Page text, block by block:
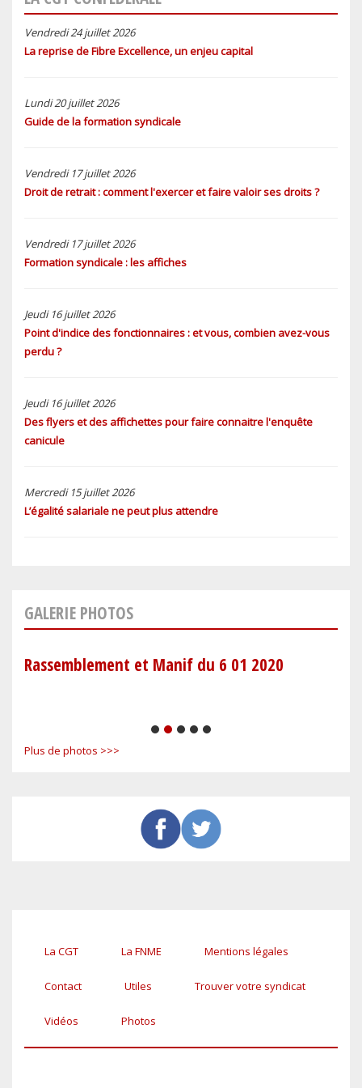
Vendredi 24 juillet 2026
La reprise de Fibre Excellence, un enjeu capital
Lundi 20 juillet 2026
Guide de la formation syndicale
Vendredi 17 juillet 2026
Droit de retrait : comment l'exercer et faire valoir ses droits ?
Vendredi 17 juillet 2026
Formation syndicale : les affiches
Jeudi 16 juillet 2026
Point d'indice des fonctionnaires : et vous, combien avez-vous
perdu ?
Jeudi 16 juillet 2026
Des flyers et des affichettes pour faire connaitre l'enquête
canicule
Mercredi 15 juillet 2026
L’égalité salariale ne peut plus attendre
GALERIE PHOTOS
Rassemblement et Manif du 6 01 2020
Plus de photos >>>
PiedLa CGT La FNME Mentions légales
Contact Utiles Trouver votre syndicat
Vidéos Photos